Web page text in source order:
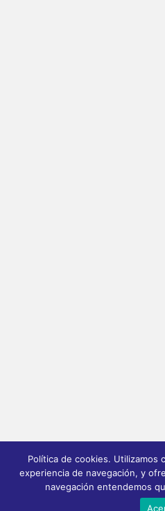
Política de cookies. Utilizamos
experiencia de navegación, y
navegación entendemos